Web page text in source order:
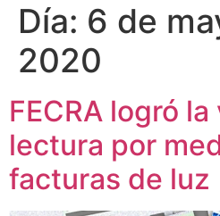
Día: 6 de
2020
FECRA logró
lectura por
facturas de luz